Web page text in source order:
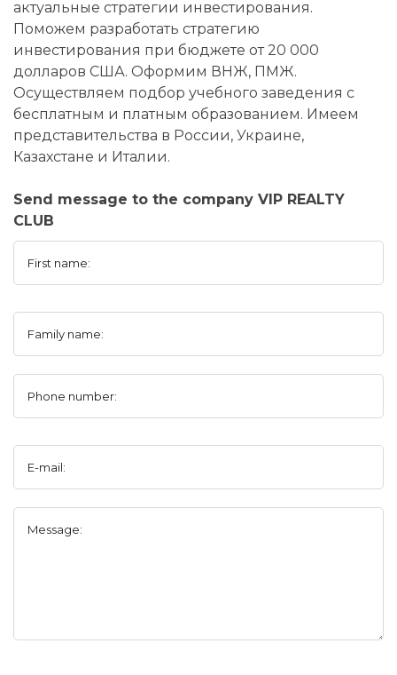
актуальные стратегии инвестирования.
Поможем разработать стратегию
инвестирования при бюджете от 20 000
долларов США. Оформим ВНЖ, ПМЖ.
Осуществляем подбор учебного заведения с
бесплатным и платным образованием. Имеем
представительства в России, Украине,
Казахстане и Италии.
Send message to the company VIP REALTY
CLUB
First name:
Family name:
Phone number:
E-mail:
Message: